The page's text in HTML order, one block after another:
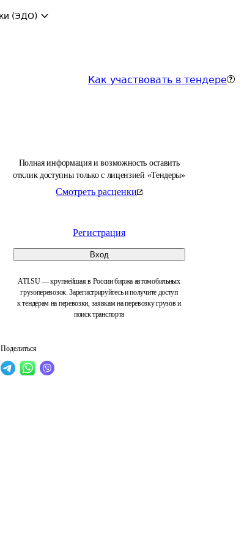
(ЭДО)
Как участвовать в тендере
Полная информация и возможность оставить
отклик доступны только с лицензией «Тендеры»
Смотреть расценки
Регистрация
Вход
ATI.SU — крупнейшая в России биржа автомобильных
грузоперевозок. Зарегистрируйтесь и получите доступ
к тендерам на перевозки, заявкам на перевозку грузов и
поиск транспорта
Поделиться